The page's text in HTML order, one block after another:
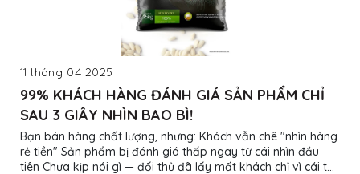
11 tháng 04 2025
99% KHÁCH HÀNG ĐÁNH GIÁ SẢN PHẨM CHỈ
SAU 3 GIÂY NHÌN BAO BÌ!
Bạn bán hàng chất lượng, nhưng: Khách vẫn chê "nhìn hàng
rẻ tiền" Sản phẩm bị đánh giá thấp ngay từ cái nhìn đầu
tiên Chưa kịp nói gì — đối thủ đã lấy mất khách chỉ vì cái túi